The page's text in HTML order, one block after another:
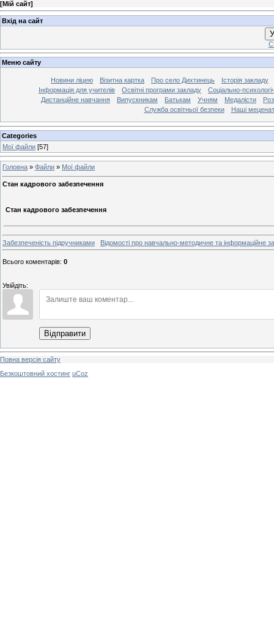
[Мій сайт]
Вхід на сайт
Меню сайту
Новини ліцею Візитна картка Про село Дихтинець
Історія закладу
Інформація для учителів
Освітні програми закладу
Соціально-
Дистанційне навчання
Випускникам Батькам Учням Медалісти
Служба освітньої безпеки
Наші
Categories
Мої файли [57]
Головна » Файли » Мої файли
Стан кадрового забезпечення
Стан кадрового забезпечення
Забезпеченість підручниками Відомості про навчально-методичне та інформаційне
Всього коментарів: 0
Увійдіть:
Відправити
Повна версія сайту
Безкоштовний хостинг uCoz